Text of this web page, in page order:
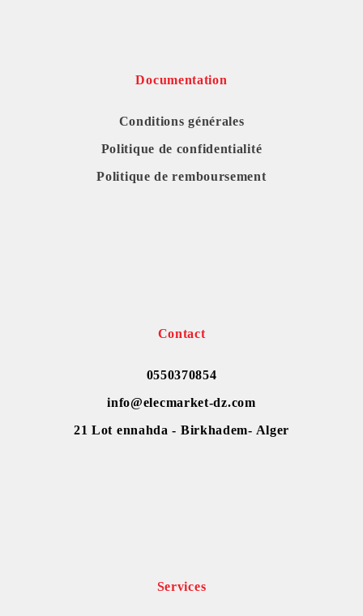
Documentation
Conditions générales
Politique de confidentialité
Politique de remboursement
Contact
0550370854
info@elecmarket-dz.com
21 Lot ennahda - Birkhadem- Alger
Services